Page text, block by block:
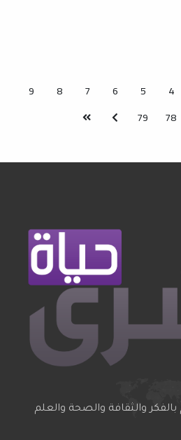
4
5
6
7
8
9
78
79
والثقافة والصحة والعلم